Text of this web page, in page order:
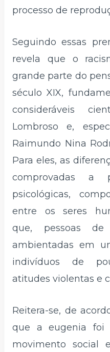
processo de
Seguindo essas
revela que o
grande parte do
século XIX,
consideráveis
Lombroso e,
Raimundo Nina
Para eles, as
comprovadas a
psicológicas,
entre os seres
que, pessoas
ambientadas em
indivíduos de
atitudes violentas e
Reitera-se, de
que a eugenia foi
movimento social